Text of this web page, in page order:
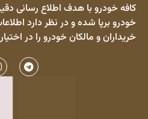
کافه خودرو با هدف اطلاع رسانی
خودرو برپا شده و در نظر دارد
خریداران و مالکان خودرو را در